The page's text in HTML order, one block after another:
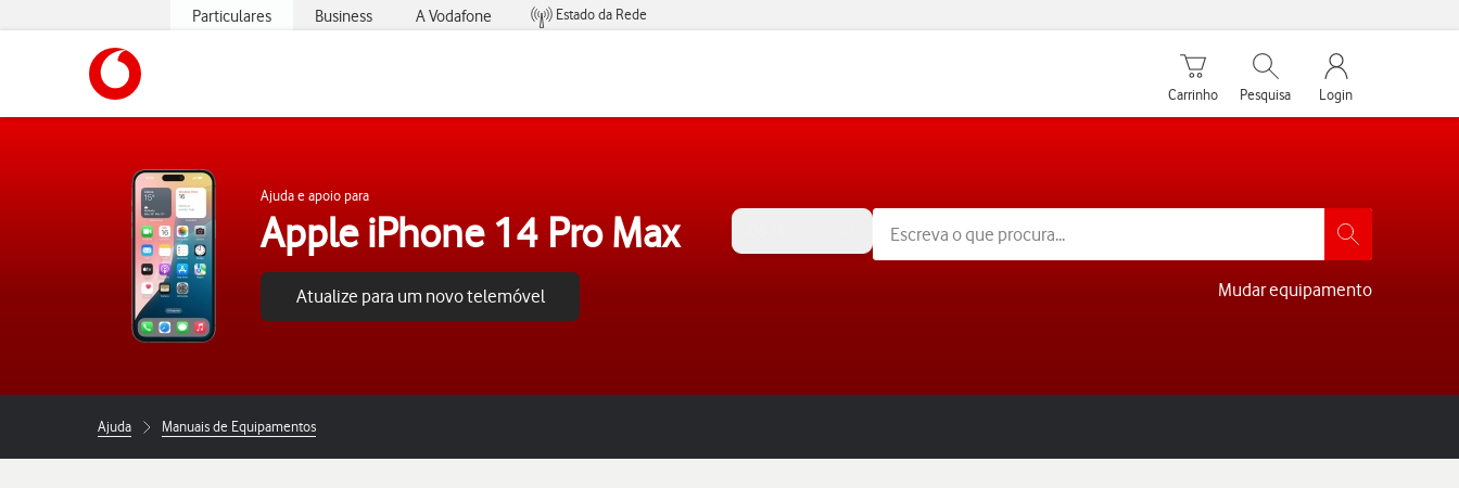
Particulares Business A Vodafone
Estado da Rede
Carrinho de compras
Carrinho
Pesquisar
Pesquisa
My Vodafone
Login
Ajuda e apoio para
Apple iPhone 14 Pro Max
Atualize para um novo telemóvel Mudar equipamento
Ajuda Manuais de Equipamentos